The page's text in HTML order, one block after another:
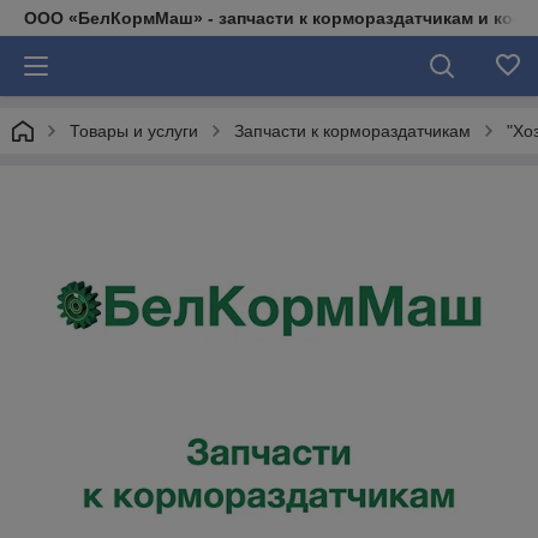
ООО «БелКормМаш» - запчасти к кормораздатчикам и
Товары и услуги Запчасти к кормораздатчикам